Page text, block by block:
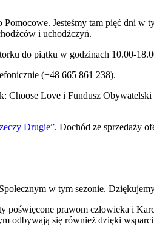
Jesteśmy tam pięć dni
i uchodźczyń.
do piątku w godzinach 10.00-
(+48 665 861 238).
Choose Love i Fundusz
Drugie”. Dochód ze sprzedaży
w tym sezonie.
prawom człowieka i
odbywają się również dzięki